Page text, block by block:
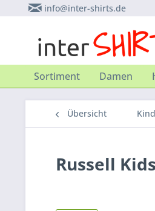
info@inter-shirts.de
Sortiment Damen
Übersicht
Russell